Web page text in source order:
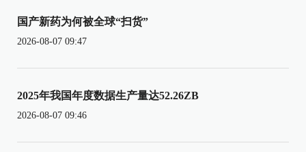
国产新药为何被全球“扫货”
2026-08-07 09:47
2025年我国年度数据生产量达52.26ZB
2026-08-07 09:46